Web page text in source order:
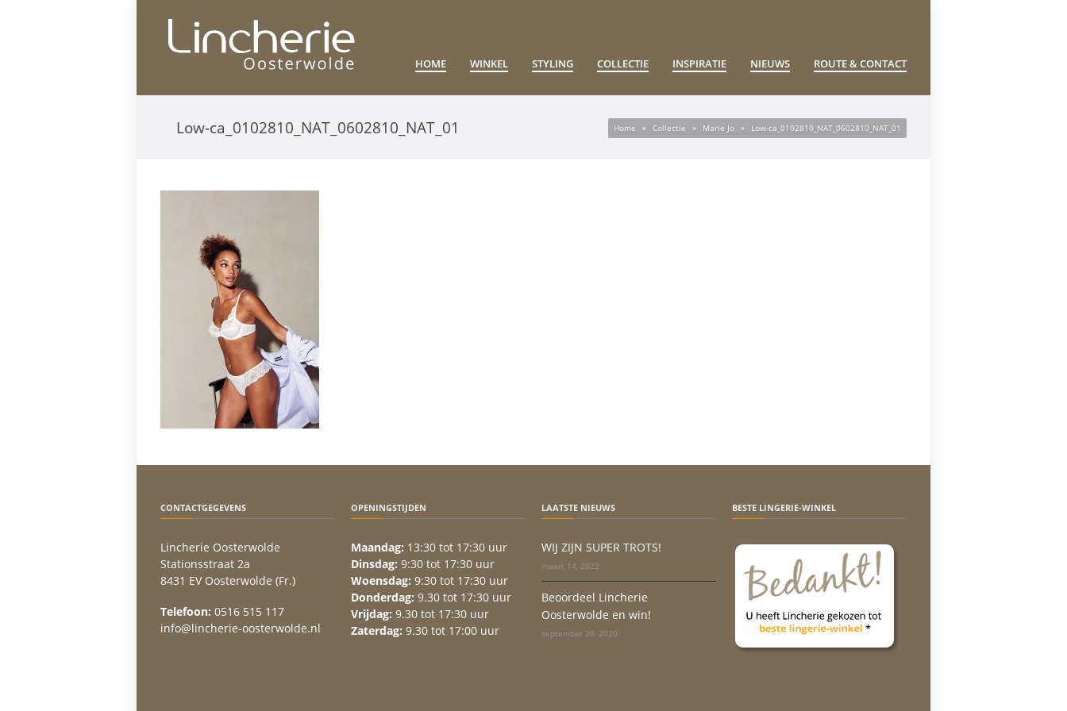
HOME WINKEL STYLING COLLECTIE INSPIRATIE NIEUWS ROUTE & CONTACT
Low-ca_0102810_NAT_0602810_NAT_01 Home » Collectie » Marie Jo » Low-ca_0102810_NAT_0602810_NAT_01
CONTACTGEGEVENS
Lincherie Oosterwolde
Stationsstraat 2a
8431 EV Oosterwolde (Fr.)
Telefoon: 0516 515 117
info@lincherie-oosterwolde.nl
OPENINGSTIJDEN
Maandag: 13:30 tot 17:30 uur
Dinsdag: 9:30 tot 17:30 uur
Woensdag: 9:30 tot 17:30 uur
Donderdag: 9.30 tot 17:30 uur
Vrijdag: 9.30 tot 17:30 uur
Zaterdag: 9.30 tot 17:00 uur
LAATSTE NIEUWS
WIJ ZIJN SUPER TROTS!
maart 14, 2022
Beoordeel Lincherie
Oosterwolde en win!
september 28, 2020
BESTE LINGERIE-WINKEL